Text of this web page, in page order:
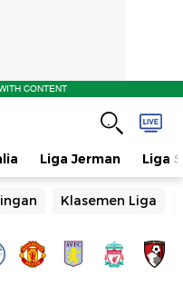
CONTENT
Liga Jerman Liga
Klasemen Liga